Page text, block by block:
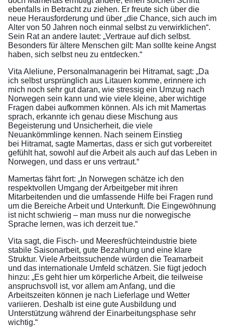
ebenfalls in Betracht zu ziehen. Er freute sich über die
neue Herausforderung und über „die Chance, sich auch im
Alter von 50 Jahren noch einmal selbst zu verwirklichen“.
Sein Rat an andere lautet: „Vertraue auf dich selbst.
Besonders für ältere Menschen gilt: Man sollte keine Angst
haben, sich selbst neu zu entdecken.“
Vita Aleliune, Personalmanagerin bei Hitramat, sagt: „Da
ich selbst ursprünglich aus Litauen komme, erinnere ich
mich noch sehr gut daran, wie stressig ein Umzug nach
Norwegen sein kann und wie viele kleine, aber wichtige
Fragen dabei aufkommen können. Als ich mit Mamertas
sprach, erkannte ich genau diese Mischung aus
Begeisterung und Unsicherheit, die viele
Neuankömmlinge kennen. Nach seinem Einstieg
bei Hitramat, sagte Mamertas, dass er sich gut vorbereitet
gefühlt hat, sowohl auf die Arbeit als auch auf das Leben in
Norwegen, und dass er uns vertraut.“
Mamertas fährt fort: „In Norwegen schätze ich den
respektvollen Umgang der Arbeitgeber mit ihren
Mitarbeitenden und die umfassende Hilfe bei Fragen rund
um die Bereiche Arbeit und Unterkunft. Die Eingewöhnung
ist nicht schwierig – man muss nur die norwegische
Sprache lernen, was ich derzeit tue.“
Vita sagt, die Fisch- und Meeresfrüchteindustrie biete
stabile Saisonarbeit, gute Bezahlung und eine klare
Struktur. Viele Arbeitssuchende würden die Teamarbeit
und das internationale Umfeld schätzen. Sie fügt jedoch
hinzu: „Es geht hier um körperliche Arbeit, die teilweise
anspruchsvoll ist, vor allem am Anfang, und die
Arbeitszeiten können je nach Lieferlage und Wetter
variieren. Deshalb ist eine gute Ausbildung und
Unterstützung während der Einarbeitungsphase sehr
wichtig.“